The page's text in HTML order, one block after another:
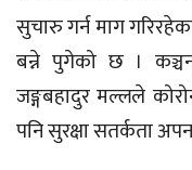
सुचारु गर्न माग
बन्ने पुगेको छ ।
जङ्गबहादुर मल्लले
पनि सुरक्षा सतर्कता